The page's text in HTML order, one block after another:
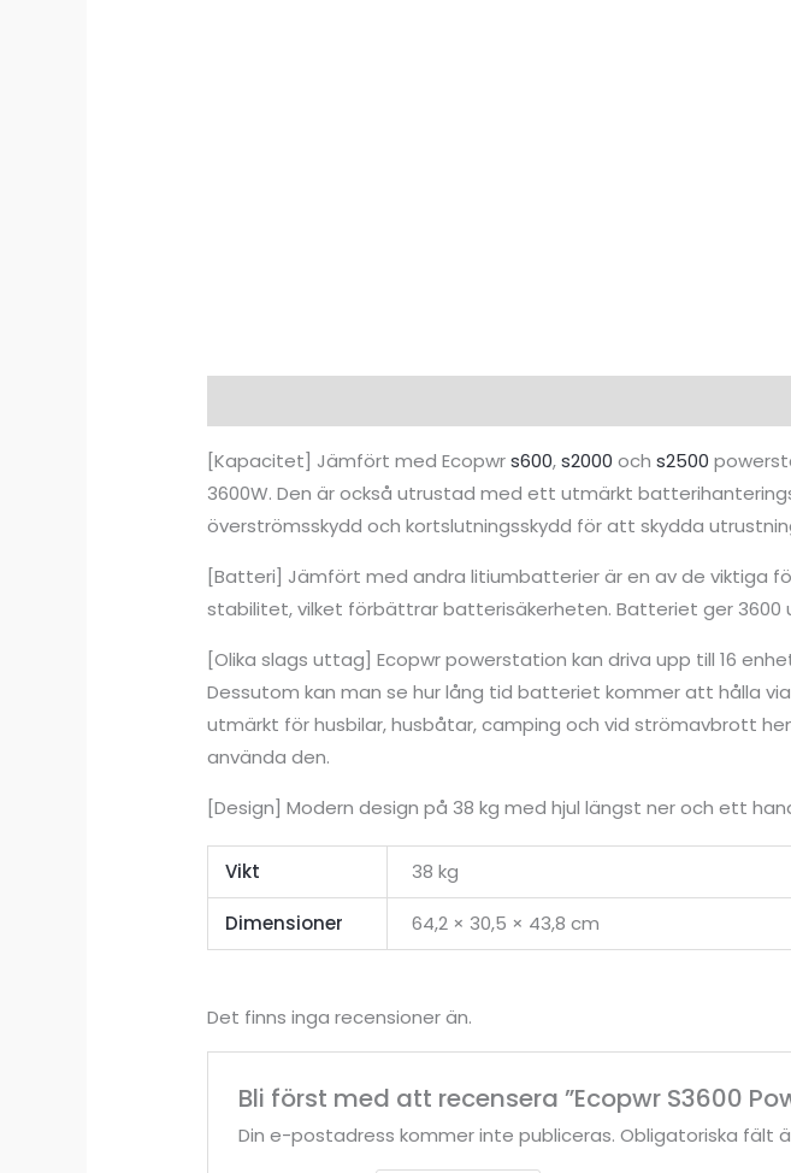
[Kapacitet] Jämfört med Ecopwrs600,s2000 ochs2500
3600W. Den är också utrustad med ett utmärkt
överströmsskydd och kortslutningsskydd för att skydda
[Batteri] Jämfört med andra litiumbatterier är en av de viktiga
stabilitet, vilket förbättrar batterisäkerheten. Batteriet ger 3600
[Olika slags uttag] Ecopwr powerstation kan driva upp till 16
Dessutom kan man se hur lång tid batteriet kommer att hålla
utmärkt för husbilar, husbåtar, camping och vid strömavbrott
använda den.
[Design] Modern design på 38 kg med hjul längst ner och ett
Vikt 38 kg
Dimensioner 64,2 × 30,5 × 43,8 cm
Det finns inga recensioner än.
Bli först med att recensera ”Ecopwr S3600
Din e-postadress kommer inte publiceras. Obligatoriska fält